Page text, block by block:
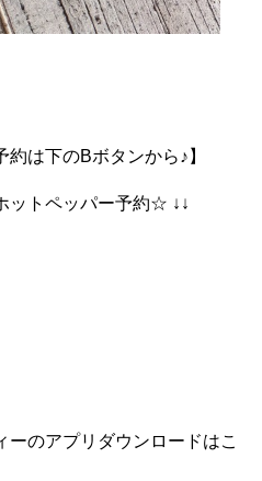
約は下のBボタンから♪】
ットペッパー予約☆ ↓↓
のアプリダウンロードはこ